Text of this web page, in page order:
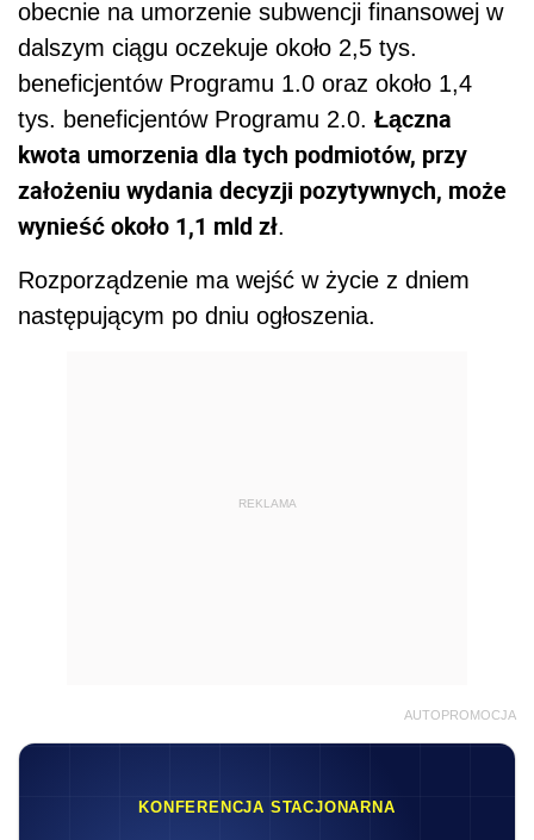
obecnie na umorzenie subwencji finansowej w
dalszym ciągu oczekuje około 2,5 tys.
beneficjentów Programu 1.0 oraz około 1,4
tys. beneficjentów Programu 2.0. Łączna
kwota umorzenia dla tych podmiotów, przy
założeniu wydania decyzji pozytywnych, może
wynieść około 1,1 mld zł.
Rozporządzenie ma wejść w życie z dniem
następującym po dniu ogłoszenia.
REKLAMA
AUTOPROMOCJA
KONFERENCJA STACJONARNA